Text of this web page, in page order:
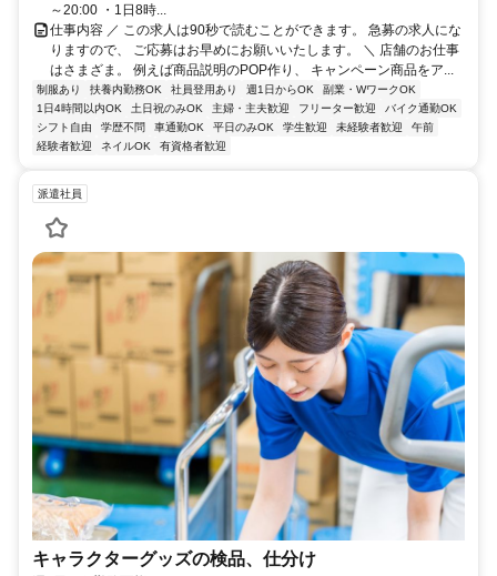
～20:00 ・1日8時...
仕事内容 ／ この求人は90秒で読むことができます。 急募の求人にな
りますので、 ご応募はお早めにお願いいたします。 ＼ 店舗のお仕事
はさまざま。 例えば商品説明のPOP作り、 キャンペーン商品をア...
制服あり 扶養内勤務OK 社員登用あり 週1日からOK
副業・WワークOK
1日4時間以内OK
土日祝のみOK 主婦・主夫歓迎 フリーター歓迎
バイク通勤OK
シフト自由
学歴不問 車通勤OK 平日のみOK 学生歓迎 未経験者歓迎
午前
経験者歓迎
ネイルOK 有資格者歓迎
派遣社員
キャラクターグッズの検品、仕分け